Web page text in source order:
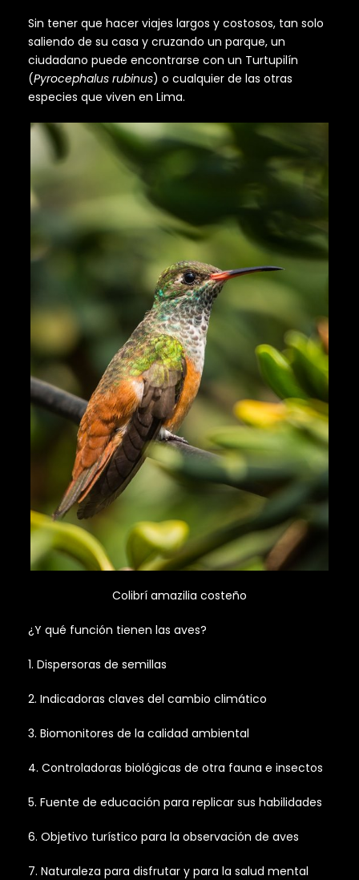
Sin tener que hacer viajes largos y costosos, tan solo
saliendo de su casa y cruzando un parque, un
ciudadano puede encontrarse con un Turtupilín
(Pyrocephalus rubinus) o cualquier de las otras
especies que viven en Lima.
Colibrí amazilia costeño
¿Y qué función tienen las aves?
1. Dispersoras de semillas
2. Indicadoras claves del cambio climático
3. Biomonitores de la calidad ambiental
4. Controladoras biológicas de otra fauna e insectos
5. Fuente de educación para replicar sus habilidades
6. Objetivo turístico para la observación de aves
7. Naturaleza para disfrutar y para la salud mental